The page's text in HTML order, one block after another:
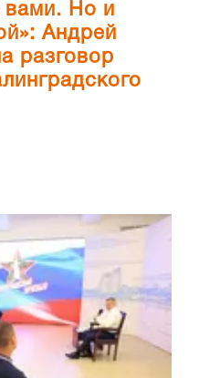
вами. Но и
Андрей
разговор